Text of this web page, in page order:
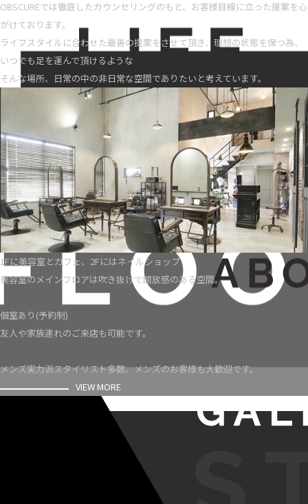
OBSCUREでは徹底したカウンセリングのもと、お客様目線に立った提案を心
がけております。
ライフスタイルに合わせた最善の提案をさせて頂き、理想の状態を保つ為、
いつでも足を運んで頂けるような
そんな場所、日常の中の非日常な空間でありたいと考えています。
1Fに美容室とカフェ、2Fにはネイルショップ
美容室のメインフロアは吹き抜けで開放感のある空間。
個室あり(予約制)
友人や家族連れのご来店も可能です。
メンズ実力派スタイリスト多数、メンズのお客様も大歓迎です。
VIEW MORE